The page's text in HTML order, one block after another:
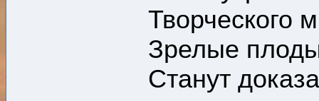
Творческого
Зрелые
Станут